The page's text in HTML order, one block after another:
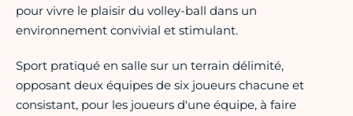
pour vivre le plaisir du volley-ball dans un
environnement convivial et stimulant.
Sport pratiqué en salle sur un terrain délimité,
opposant deux équipes de six joueurs chacune et
consistant, pour les joueurs d'une équipe, à faire